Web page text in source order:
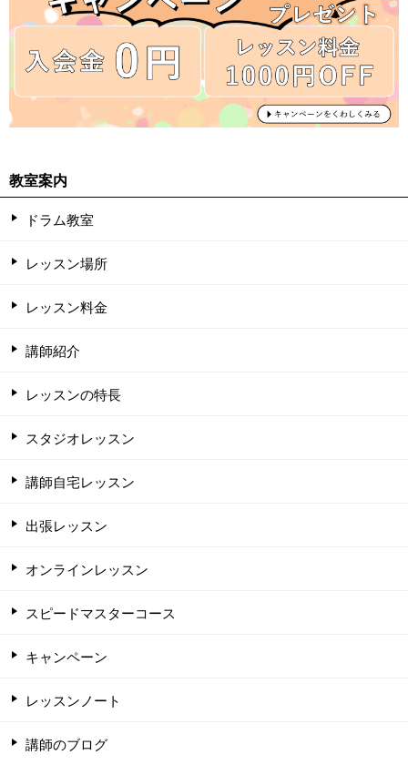
教室案内
ドラム教室
レッスン場所
レッスン料金
講師紹介
レッスンの特長
スタジオレッスン
講師自宅レッスン
出張レッスン
オンラインレッスン
スピードマスターコース
キャンペーン
レッスンノート
講師のブログ